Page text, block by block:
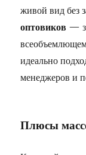
живой вид без
оптовиков —
идеально
менеджеров и
Плюсы